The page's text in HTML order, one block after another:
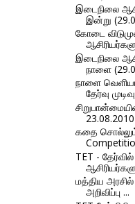
இடைநிலை
இன்று
கோடை
இடைநிலை
நாளை
நாளை
தேர்வு
கதை சொல்லும்
TET -
மத்திய
அறிவிப்பு ...